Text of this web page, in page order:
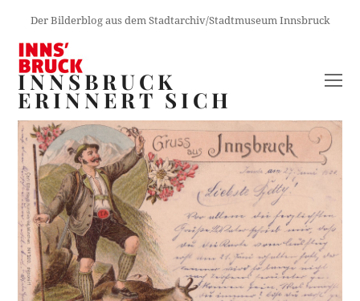
Der Bilderblog aus dem Stadtarchiv/Stadtmuseum Innsbruck
INNSBRUCK
ERINNERT SICH